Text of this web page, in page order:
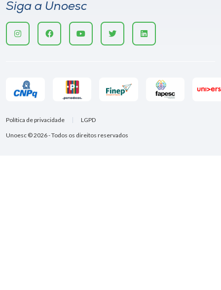
Siga a Unoesc
Unoesc © 2026 - Todos os direitos reservados
Política de privacidade LGPD